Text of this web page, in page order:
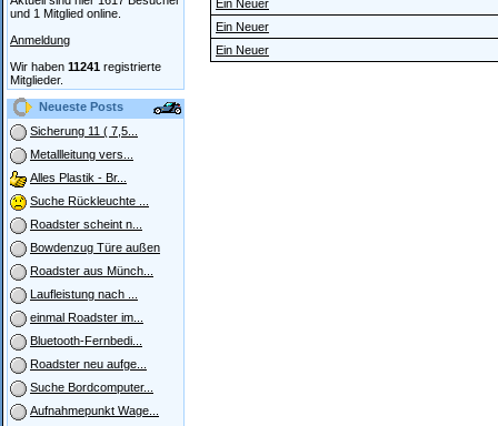
und 1 Mitglied online.
Anmeldung
Wir haben 11241 registrierte
Mitglieder.
Neueste Posts
Sicherung 11 ( 7,5...
Metallleitung vers...
Alles Plastik - Br...
Suche Rückleuchte ...
Roadster scheint n...
Bowdenzug Türe außen
Roadster aus Münch...
Laufleistung nach ...
einmal Roadster im...
Bluetooth-Fernbedi...
Roadster neu aufge...
Suche Bordcomputer...
Aufnahmepunkt Wage...
Ein Neuer
Ein Neuer
Ein Neuer